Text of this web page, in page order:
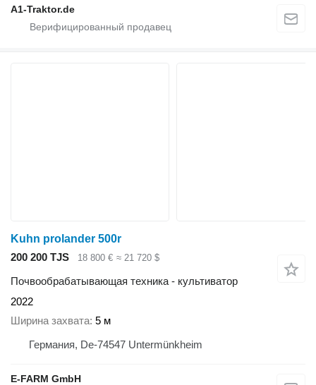
A1-Traktor.de
Kuhn prolander 500r
200 200 TJS
18 800 € ≈ 21 720 $
Почвообрабатывающая техника - культиватор
2022
Ширина захвата 5 м
Германия, De-74547 Untermünkheim
E-FARM GmbH